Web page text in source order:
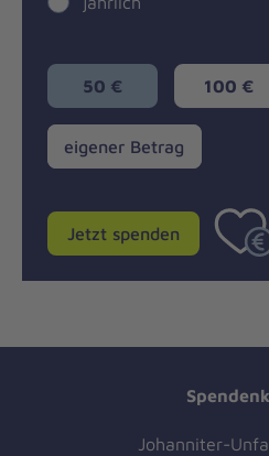
50 € 100 €
eigener
Betrag
eigener Betrag
Jetzt spenden
Johanniter-